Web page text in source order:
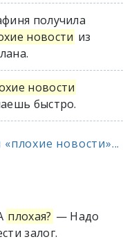
получила
новости из
новости
быстро.
новости»...
плохая? — Надо
залог.